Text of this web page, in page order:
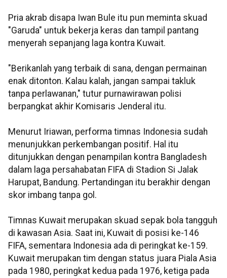
Pria akrab disapa Iwan Bule itu pun meminta skuad
"Garuda" untuk bekerja keras dan tampil pantang
menyerah sepanjang laga kontra Kuwait.
"Berikanlah yang terbaik di sana, dengan permainan
enak ditonton. Kalau kalah, jangan sampai takluk
tanpa perlawanan," tutur purnawirawan polisi
berpangkat akhir Komisaris Jenderal itu.
Menurut Iriawan, performa timnas Indonesia sudah
menunjukkan perkembangan positif. Hal itu
ditunjukkan dengan penampilan kontra Bangladesh
dalam laga persahabatan FIFA di Stadion Si Jalak
Harupat, Bandung. Pertandingan itu berakhir dengan
skor imbang tanpa gol.
Timnas Kuwait merupakan skuad sepak bola tangguh
di kawasan Asia. Saat ini, Kuwait di posisi ke-146
FIFA, sementara Indonesia ada di peringkat ke-159.
Kuwait merupakan tim dengan status juara Piala Asia
pada 1980, peringkat kedua pada 1976, ketiga pada